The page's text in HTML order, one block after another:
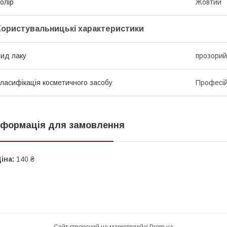
Жовтий
характеристики
лаку прозорий
косметичного засобу
для замовлення
140 ₴